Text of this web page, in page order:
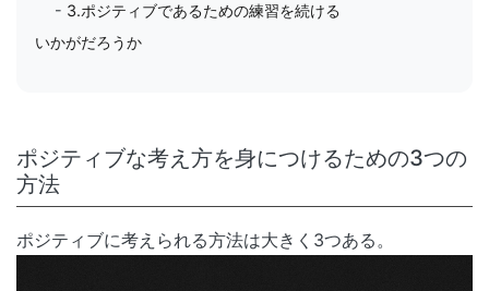
3.ポジティブであるための練習を続ける
いかがだろうか
ポジティブな考え方を身につけるための3つの
方法
ポジティブに考えられる方法は大きく3つある。